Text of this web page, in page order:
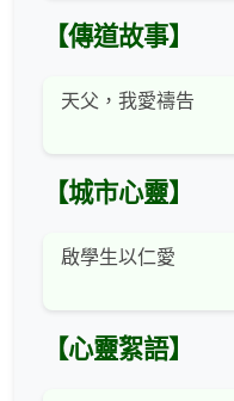
【傳道故事】
天父，我愛禱告
【城市心靈】
啟學生以仁愛
【心靈絮語】